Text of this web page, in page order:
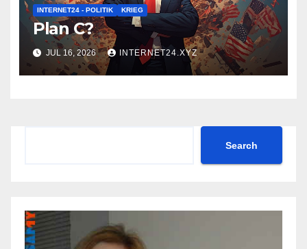
INTERNET24 - POLITIK KRIEG
Plan C?
JUL 16, 2026 INTERNET24.XYZ
Search